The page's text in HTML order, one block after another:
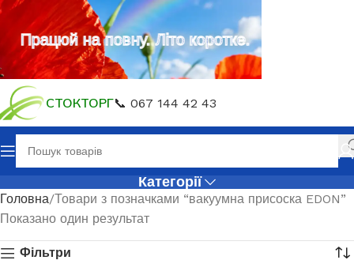
СТОКТОРГ📞 067 144 42 43
Категорії
Головна Товари з позначками “вакуумна присоска EDON”
Показано один результат
Фільтри
Працюй на повну. Літо коротке.